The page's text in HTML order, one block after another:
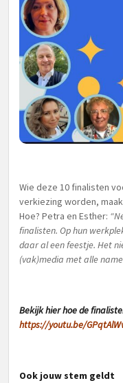
Wie deze 10 finalisten
verkiezing worden,
Hoe? Petra en Esther:
finalisten. Op hun
daar al een feestje. Het
(vak)media met alle
Bekijk hier hoe de
https://youtu.be/
Ook jouw stem geldt